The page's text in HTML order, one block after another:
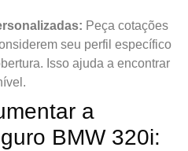
Peça cotações
seu perfil específico
Isso ajuda a encontrar
a
BMW 320i: